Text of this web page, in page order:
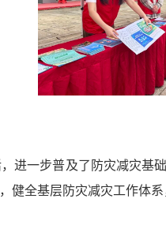
进一步普及了防灾减灾
健全基层防灾减灾工作体